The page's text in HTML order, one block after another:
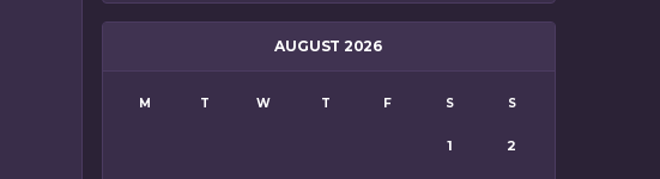
AUGUST 2026
M T W T F S S
1 2